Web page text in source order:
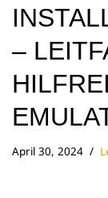
–
April 30, 2024